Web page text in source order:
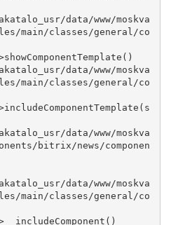
main/classes/general/co
main/classes/general/co
bitrix/news/componen
main/classes/general/co